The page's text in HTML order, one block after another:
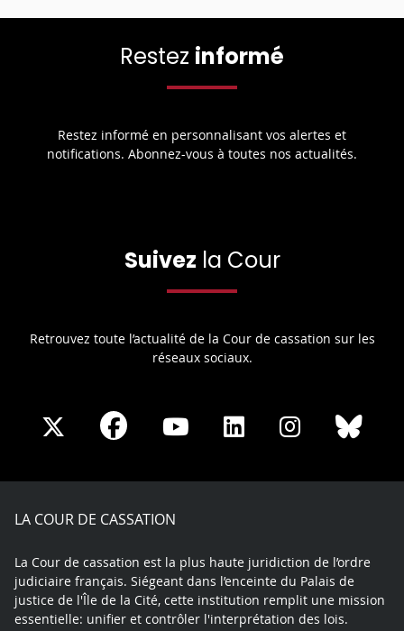
Restez informé
Restez informé en personnalisant vos alertes et
notifications. Abonnez-vous à toutes nos actualités.
Suivez la Cour
Retrouvez toute l’actualité de la Cour de cassation sur les
réseaux sociaux.
Share
X
Share
Facebook
Share
Youtube
Share
LinkedIn
Share
Instagram
LA COUR DE CASSATION
La Cour de cassation est la plus haute juridiction de l’ordre
judiciaire français. Siégeant dans l’enceinte du Palais de
justice de l'Île de la Cité, cette institution remplit une mission
essentielle: unifier et contrôler l'interprétation des lois.